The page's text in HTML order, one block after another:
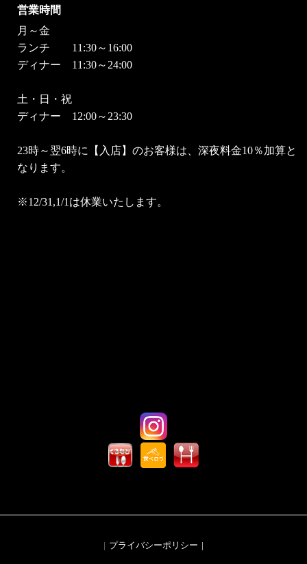
営業時間
月～金
ランチ 11:30～16:00
ディナー 11:30～24:00
土・日・祝
ディナー 12:00～23:30
23時～翌6時に【入店】のお客様は、深夜料金10％加算と
なります。
※12/31,1/1は休業いたします。
プライバシーポリシー